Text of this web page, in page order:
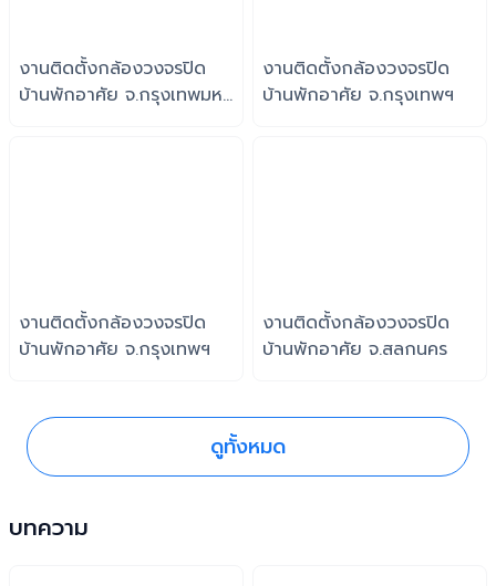
งานติดตั้งกล้องวงจรปิด
บ้านพักอาศัย จ.กรุงเทพมหา
งานติดตั้งกล้องวงจรปิด
บ้านพักอาศัย จ.กรุงเทพฯ
งานติดตั้งกล้องวงจรปิด
บ้านพักอาศัย จ.กรุงเทพฯ
งานติดตั้งกล้องวงจรปิด
บ้านพักอาศัย จ.สลกนคร
ดูทั้งหมด
บทความ